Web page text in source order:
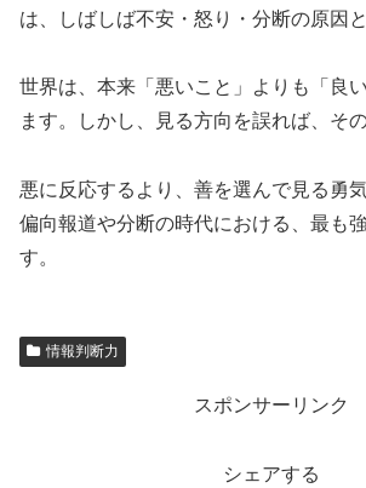
は、しばしば不安・怒り・分断の原因
世界は、本来「悪いこと」よりも「良
ます。しかし、見る方向を誤れば、そ
悪に反応するより、善を選んで見る勇
偏向報道や分断の時代における、最も
す。
情報判断力
スポンサーリンク
シェアする